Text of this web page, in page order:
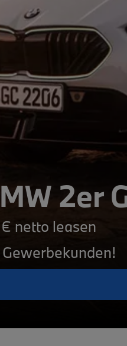
2er
netto leasen